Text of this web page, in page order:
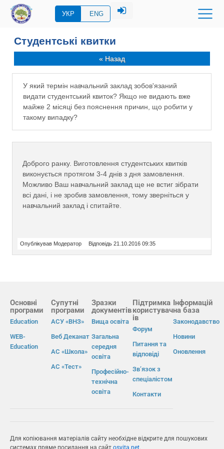
УКР ENG
Студентські квитки
« Назад
У який термін навчальний заклад зобов'язаний
видати студентський квиток? Якщо не видають вже
майже 2 місяці без пояснення причин, що робити у
такому випадку?
Доброго ранку. Виготовлення студентських квитків
виконується протягом 3-4 днів з дня замовлення.
Можливо Ваш навчальний заклад ще не встиг зібрати
всі дані, і не зробив замовлення, тому зверніться у
навчальний заклад і спитайте.
Опублікував Модератор Відповідь 21.10.2016 09:35
Основні
програми
Education
WEB-
Education
Супутні
програми
АСУ «ВНЗ»
Веб Деканат
АС «Школа»
АС «Тест»
Зразки
документів
Вища освіта
Загальна
середня
освіта
Професійно-
технічна
освіта
Підтримка
користувач
ів
Форум
Питання та
відповіді
Зв’язок з
спеціалістом
Контакти
Інформацій
на база
Законодавство
Новини
Оновлення
Для копіювання матеріалів сайту необхідне відкрите для пошукових
системах пряме посилання на сайт osvita.net.